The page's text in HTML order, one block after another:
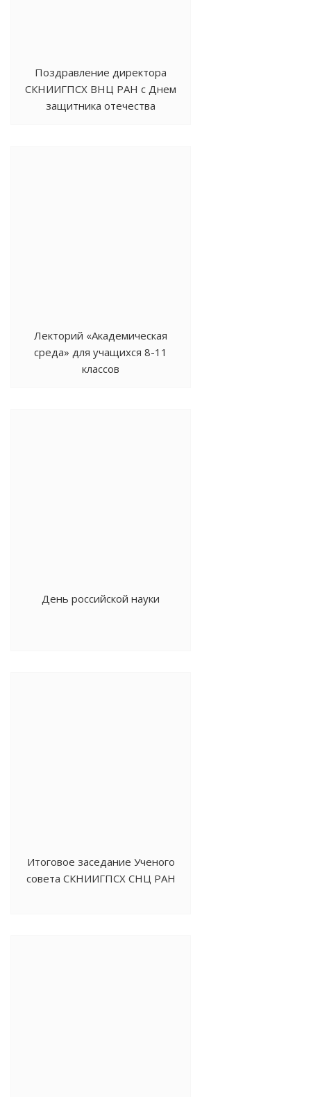
Поздравление директора
СКНИИГПСХ ВНЦ РАН с Днем
защитника отечества
Лекторий «Академическая
среда» для учащихся 8-11
классов
День российской науки
Итоговое заседание Ученого
совета СКНИИГПСХ СНЦ РАН